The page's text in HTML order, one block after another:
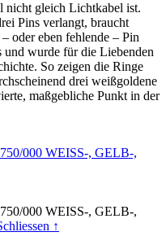
nicht gleich Lichtkabel ist.
Pins verlangt, braucht
oder eben fehlende – Pin
und wurde für die Liebenden
So zeigen die Ringe
drei weißgoldene
maßgebliche Punkt in der
750/000 WEISS-, GELB-,
750/000 WEISS-, GELB-,
↑